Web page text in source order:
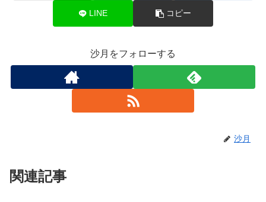
LINE コピー
沙月をフォローする
沙月
関連記事